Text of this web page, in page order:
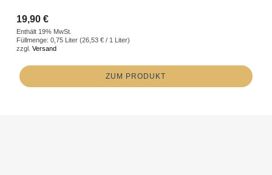
19,90 €
Enthält 19% MwSt.
Füllmenge: 0,75 Liter (26,53 €/ 1 Liter)
zzgl. Versand
ZUM PRODUKT